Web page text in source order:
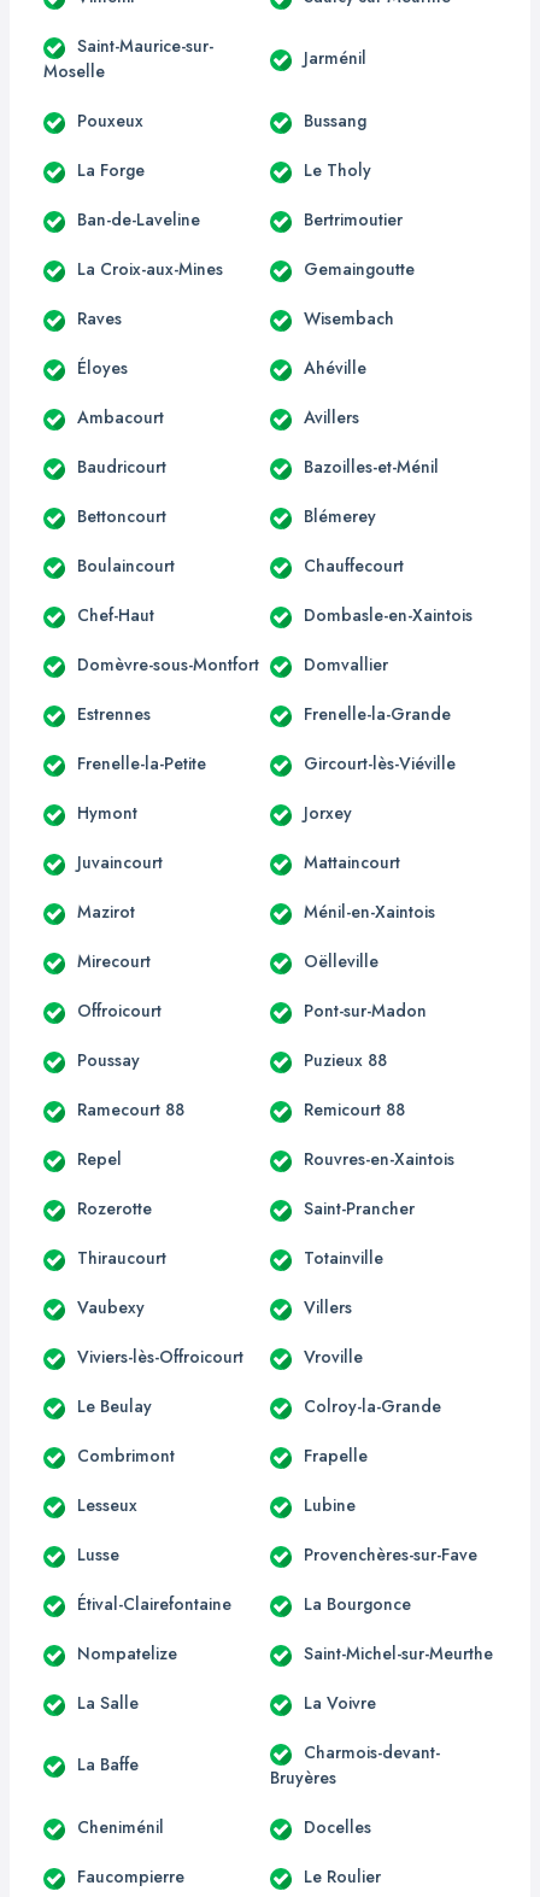
Saint-Maurice-sur-
Moselle
Jarménil
Pouxeux Bussang
La Forge Le Tholy
Ban-de-Laveline Bertrimoutier
La Croix-aux-Mines Gemaingoutte
Raves Wisembach
Éloyes Ahéville
Ambacourt Avillers
Baudricourt Bazoilles-et-Ménil
Bettoncourt Blémerey
Boulaincourt Chauffecourt
Chef-Haut Dombasle-en-Xaintois
Domèvre-sous-Montfort Domvallier
Estrennes Frenelle-la-Grande
Frenelle-la-Petite Gircourt-lès-Viéville
Hymont Jorxey
Juvaincourt Mattaincourt
Mazirot Ménil-en-Xaintois
Mirecourt Oëlleville
Offroicourt Pont-sur-Madon
Poussay Puzieux 88
Ramecourt 88 Remicourt 88
Repel Rouvres-en-Xaintois
Rozerotte Saint-Prancher
Thiraucourt Totainville
Vaubexy Villers
Viviers-lès-Offroicourt Vroville
Le Beulay Colroy-la-Grande
Combrimont Frapelle
Lesseux Lubine
Lusse Provenchères-sur-Fave
Étival-Clairefontaine La Bourgonce
Nompatelize Saint-Michel-sur-Meurthe
La Salle La Voivre
La Baffe
Charmois-devant-
Bruyères
Cheniménil Docelles
Faucompierre Le Roulier